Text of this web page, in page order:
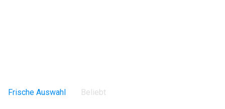
Frische Auswahl Beliebt